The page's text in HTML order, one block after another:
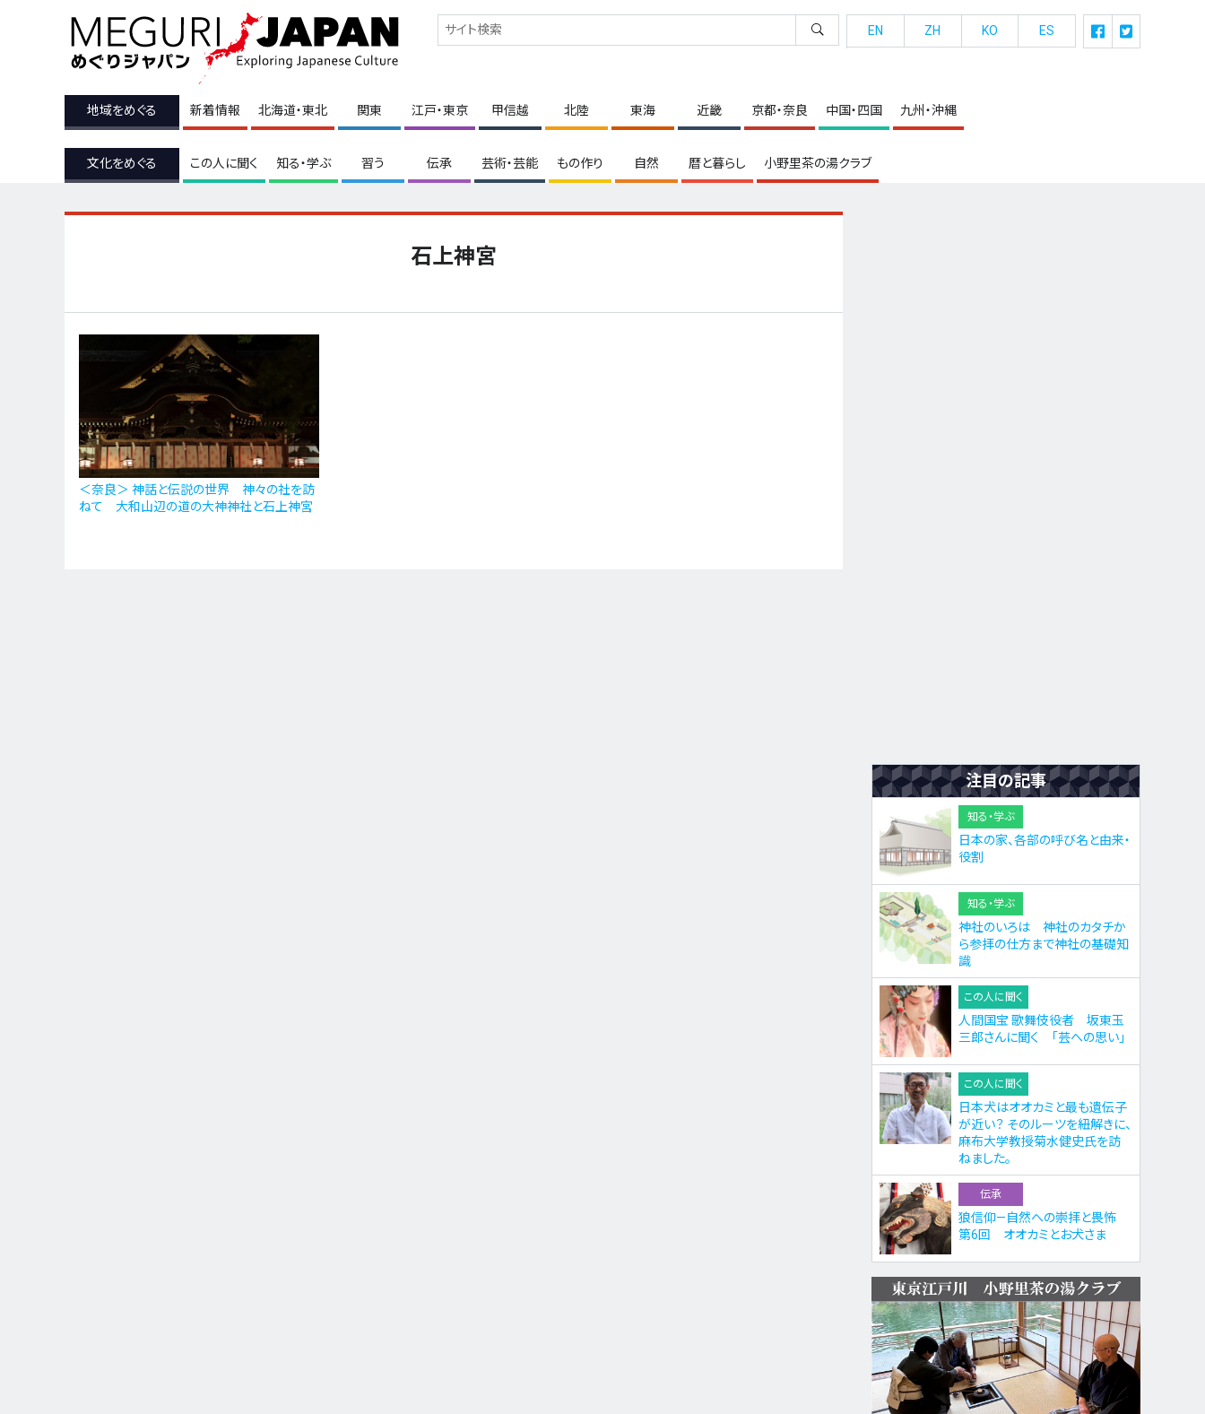
地域をめぐる 新着情報 北海道・東北 関東 江戸・東京 甲信越 北陸 東海 近畿 京都・奈良 中国・四国 九州・沖縄
文化をめぐる この人に聞く 知る・学ぶ 習う 伝承 芸術・芸能 もの作り 自然 暦と暮らし 小野里茶の湯クラブ
EN ZH KO ES
石上神宮
＜奈良＞ 神話と伝説の世界 神々の社を訪
ねて 大和山辺の道の大神神社と石上神宮
注目の記事
知る・学ぶ
日本の家、各部の呼び名と由来・
役割
知る・学ぶ
神社のいろは 神社のカタチか
ら参拝の仕方まで神社の基礎知
識
この人に聞く
人間国宝 歌舞伎役者 坂東玉
三郎さんに聞く 「芸への思い」
この人に聞く
日本犬はオオカミと最も遺伝子
が近い？ そのルーツを紐解きに、
麻布大学教授菊水健史氏を訪
ねました。
伝承
狼信仰—自然への崇拝と畏怖
第6回 オオカミとお犬さま